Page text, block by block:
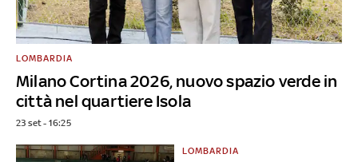
Milano Cortina 2026, nuovo spazio verde in
città nel quartiere Isola
LOMBARDIA
23 set - 16:25
LOMBARDIA